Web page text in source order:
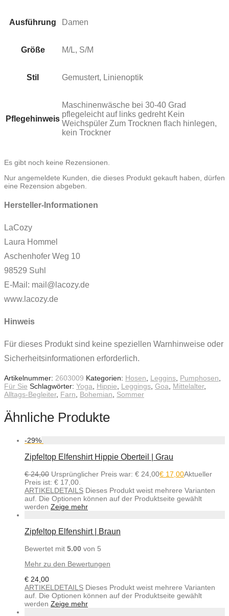
Ausführung Damen
Größe M/L, S/M
Stil Gemustert, Linienoptik
Pflegehinweis
Maschinenwäsche bei 30-40 Grad
pflegeleicht auf links gedreht Kein
Weichspüler Zum Trocknen flach hinlegen,
kein Trockner
Es gibt noch keine Rezensionen.
Nur angemeldete Kunden, die dieses Produkt gekauft haben, dürfen
eine Rezension abgeben.
Hersteller-Informationen
LaCozy
Laura Hommel
Aschenhofer Weg 10
98529 Suhl
E-Mail: mail@lacozy.de
www.lacozy.de
Hinweis
Für dieses Produkt sind keine speziellen Warnhinweise oder
Sicherheitsinformationen erforderlich.
Artikelnummer: 2603009 Kategorien: Hosen, Leggins, Pumphosen,
Für Sie Schlagwörter: Yoga, Hippie, Leggings, Goa, Mittelalter,
Alltags-Begleiter, Farn, Bohemian, Sommer
Ähnliche Produkte
-29%
Zipfeltop Elfenshirt Hippie Oberteil | Grau
€24,00 Ursprünglicher Preis war: € 24,00€ 17,00Aktueller
Preis ist: € 17,00.
ARTIKELDETAILS Dieses Produkt weist mehrere Varianten
auf. Die Optionen können auf der Produktseite gewählt
werden Zeige mehr
Zipfeltop Elfenshirt | Braun
Bewertet mit 5.00 von 5
Mehr zu den Bewertungen
€ 24,00
ARTIKELDETAILS Dieses Produkt weist mehrere Varianten
auf. Die Optionen können auf der Produktseite gewählt
werden Zeige mehr